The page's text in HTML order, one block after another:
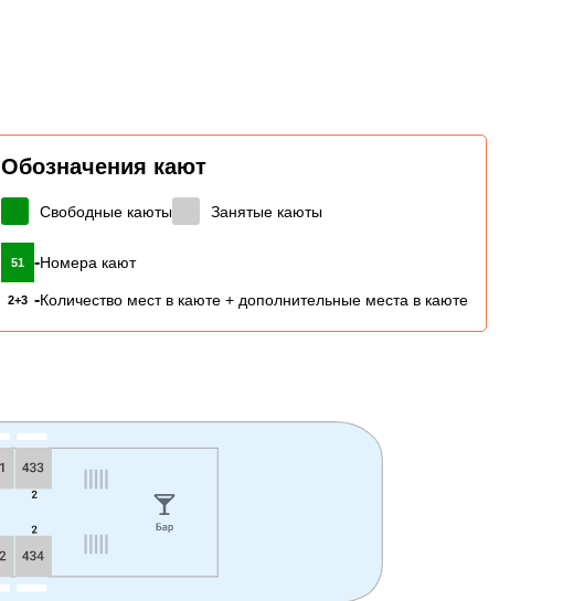
Обозначения кают
Свободные каюты Занятые каюты
51 -Номера кают
2+3 -Количество мест в каюте + дополнительные места в каюте